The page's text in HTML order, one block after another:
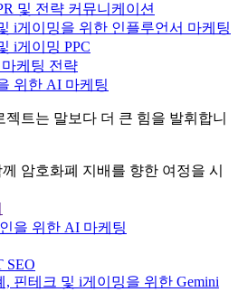
및 전략 커뮤니케이션
i게이밍을 위한 인플루언서 마케팅
i게이밍 PPC
마케팅 전략
위한 AI 마케팅
젝트는 말보다 더 큰 힘을 발휘합니
암호화폐 지배를 향한 여정을 시
을 위한 AI 마케팅
SEO
, 핀테크 및 i게이밍을 위한 Gemini